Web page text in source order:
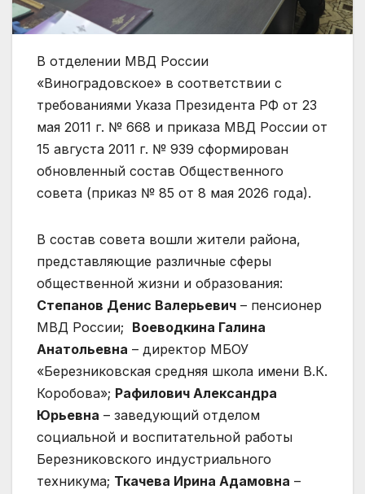
В отделении МВД России
«Виноградовское» в соответствии с
требованиями Указа Президента РФ от 23
мая 2011 г. № 668 и приказа МВД России от
15 августа 2011 г. № 939 сформирован
обновленный состав Общественного
совета (приказ № 85 от 8 мая 2026 года).
В состав совета вошли жители района,
представляющие различные сферы
общественной жизни и образования:
Степанов Денис Валерьевич – пенсионер
МВД России; Воеводкина Галина
Анатольевна – директор МБОУ
«Березниковская средняя школа имени В.К.
Коробова»; Рафилович Александра
Юрьевна – заведующий отделом
социальной и воспитательной работы
Березниковского индустриального
техникума; Ткачева Ирина Адамовна –